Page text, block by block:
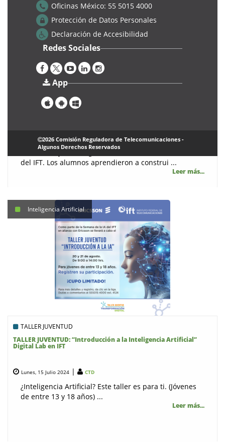
Cursos
3° edición del Taller Juventud: Introducción a la IA
JUVENTUD. Transformación Digital, el cual tuvo lugar
los días 20 y 21 de agosto 2024, en las instalaciones
del IFT. Los alumnos aprendieron a construi ...
Leer más...
Inteligencia Artificial
TALLER JUVENTUD
TALLER JUVENTUD: “Introducción a la Inteligencia Artificial”
Digital Lab en IFT
Lunes, 15 Julio 2024 | CTD
¿Inteligencia Artificial? Este taller es para ti. (Jóvenes
de entre 13 y 18 años) ...
Leer más...
Oficinas México: 55 5015 4000
Protección de Datos Personales
Declaración de Accesibilidad
Redes Sociales
App
2026 Comisión Reguladora de Telecomunicaciones -
Algunos Derechos Reservados